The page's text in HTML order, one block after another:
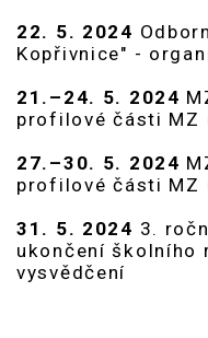
22. 5. 2024
Kopřivnice" -
21.–24. 5. 2024
profilové části MZ
27.–30. 5. 2024
profilové části MZ
31. 5. 2024 3.
ukončení školního
vysvědčení